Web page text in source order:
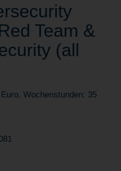
Team &
(all
Wochenstunden: 35